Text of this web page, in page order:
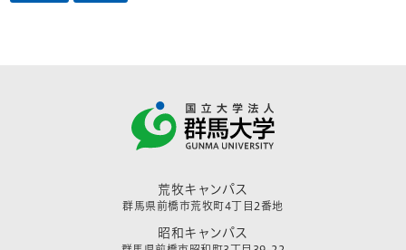
荒牧キャンパス
群馬県前橋市荒牧町4丁目2番地
昭和キャンパス